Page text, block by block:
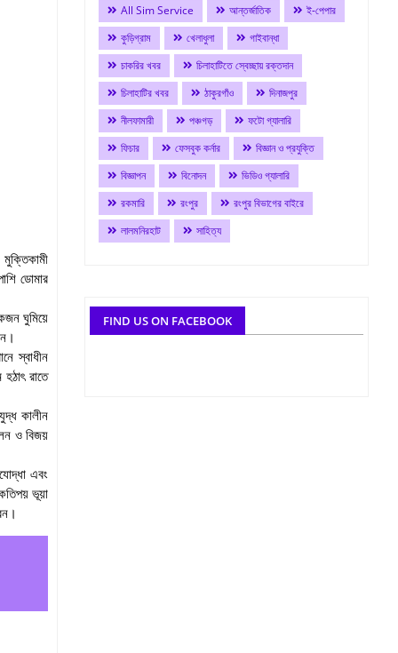
ডোমার
ঘুমিয়ে
স্বাধীন
রাতে
কালীন
ও বিজয়
এবং
ভূয়া
All Sim Service আন্তর্জাতিক
ই-পেপার
কুড়িগ্রাম
খেলাধুলা
গাইবান্ধা
চাকরির খবর
চিলাহাটিতে স্বেচ্ছায় রক্তদান
চিলাহাটির খবর
ঠাকুরগাঁও
দিনাজপুর
নীলফামারী
পঞ্চগড়
ফটো গ্যালারি
ফিচার
ফেসবুক কর্নার
বিজ্ঞান ও প্রযুক্তি
বিজ্ঞাপন
বিনোদন
ভিডিও গ্যালারি
রকমারি
রংপুর
রংপুর বিভাগের বাইরে
লালমনিরহাট
সাহিত্য
FIND US ON FACEBOOK